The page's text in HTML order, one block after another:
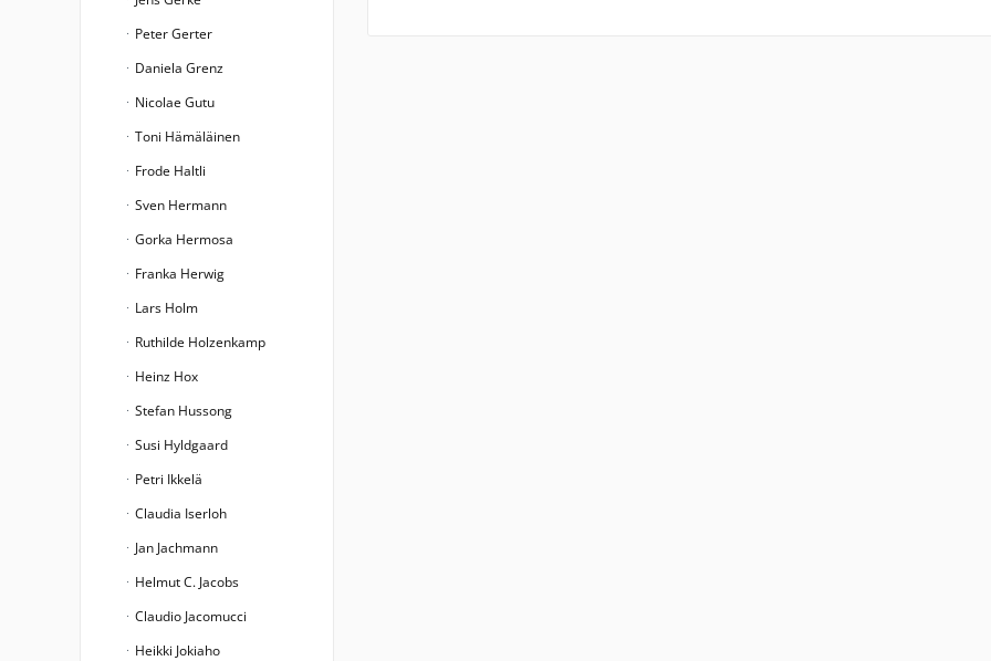
Peter Gerter
Daniela Grenz
Nicolae Gutu
Toni Hämäläinen
Frode Haltli
Sven Hermann
Gorka Hermosa
Franka Herwig
Lars Holm
Ruthilde Holzenkamp
Heinz Hox
Stefan Hussong
Susi Hyldgaard
Petri Ikkelä
Claudia Iserloh
Jan Jachmann
Helmut C. Jacobs
Claudio Jacomucci
Heikki Jokiaho